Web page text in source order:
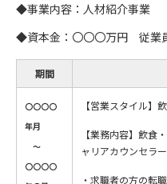
◆事業内容：人材紹介事業
◆資本金：〇〇〇万円 従業
期間
〇〇〇〇
年月
～
〇〇〇〇
【営業スタイル】
【業務内容】飲食
ャリアカウンセラー
・求職者の方の転